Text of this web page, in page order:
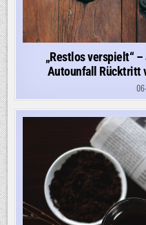
„Restlos verspielt“
Autounfall Rücktritt